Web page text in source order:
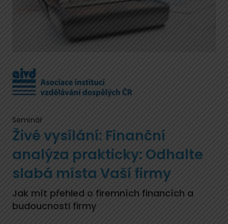
Seminář
Živé vysílání: Finanční
analýza prakticky: Odhalte
slabá místa Vaší firmy
Jak mít přehled o firemních financích a
budoucnosti firmy